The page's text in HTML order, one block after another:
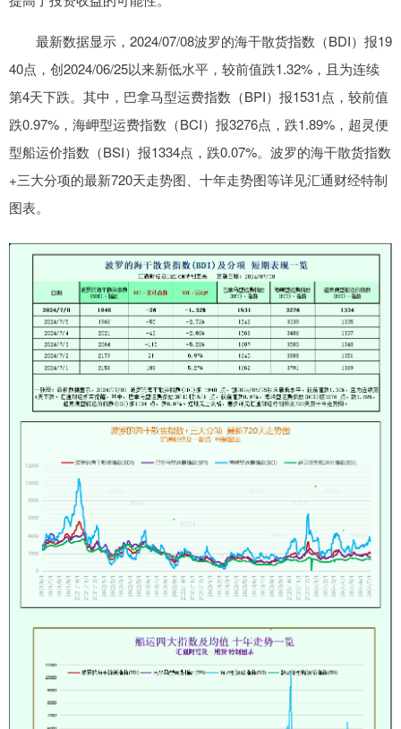
最新数据显示，2024/07/08波罗的海干散货指数（BDI）报19
40点，创2024/06/25以来新低水平，较前值跌1.32%，且为连续
第4天下跌。其中，巴拿马型运费指数（BPI）报1531点，较前值
跌0.97%，海岬型运费指数（BCI）报3276点，跌1.89%，超灵便
型船运价指数（BSI）报1334点，跌0.07%。波罗的海干散货指数
+三大分项的最新720天走势图、十年走势图等详见汇通财经特制
图表。